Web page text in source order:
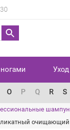
O P Q R S